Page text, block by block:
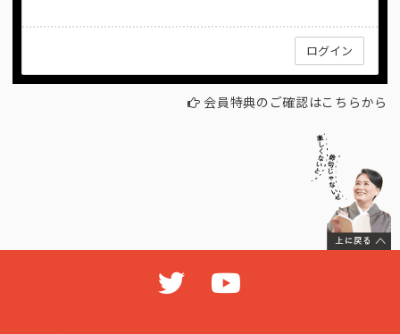
会員特典のご確認はこちらから